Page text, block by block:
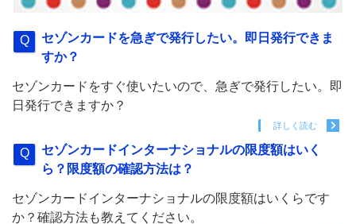
セゾンカードを急ぎで発行したい。即日発行できま
すか？
セゾンカードをすぐ使いたいので、急ぎで発行したい。即
日発行できますか？
詳しく読む
セゾンカードインターナショナルの限度額はいく
ら？限度額の確認方法は？
セゾンカードインターナショナルの限度額はいくらです
か？確認方法も教えてください。